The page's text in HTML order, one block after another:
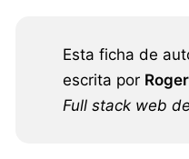
Esta ficha de
escrita por
Full stack web